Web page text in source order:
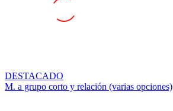
DESTACADO
M. a grupo corto y relación (varias opciones)